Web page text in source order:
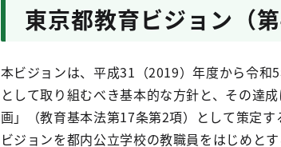
東京都教育ビジョン（
本ビジョンは、平成31（2019）年度から令
として取り組むべき基本的な方針と、その達
画」（教育基本法第17条第2項）として策定
ビジョンを都内公立学校の教職員をはじめと